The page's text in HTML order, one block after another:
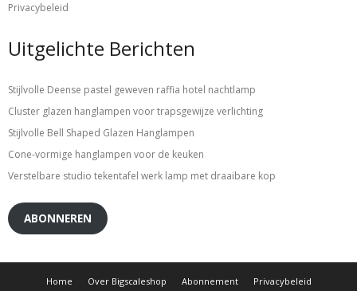
Privacybeleid
Uitgelichte Berichten
Stijlvolle Deense pastel geweven raffia hotel nachtlamp
Cluster glazen hanglampen voor trapsgewijze verlichting
Stijlvolle Bell Shaped Glazen Hanglampen
Cone-vormige hanglampen voor de keuken
Verstelbare studio tekentafel werk lamp met draaibare kop
ABONNEREN
Home Over Bigscaleshop Abonnement Privacybeleid